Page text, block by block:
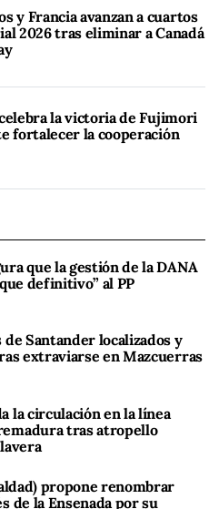
y Francia avanzan a cuartos
2026 tras eliminar a Canadá
la victoria de Fujimori
fortalecer la cooperación
que la gestión de la DANA
definitivo” al PP
de Santander localizados y
extraviarse en Mazcuerras
la circulación en la línea
tras atropello
propone renombrar
de la Ensenada por su